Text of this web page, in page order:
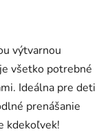
výtvarnou
všetko potrebné
Ideálna pre deti
prenášanie
kdekoľvek!